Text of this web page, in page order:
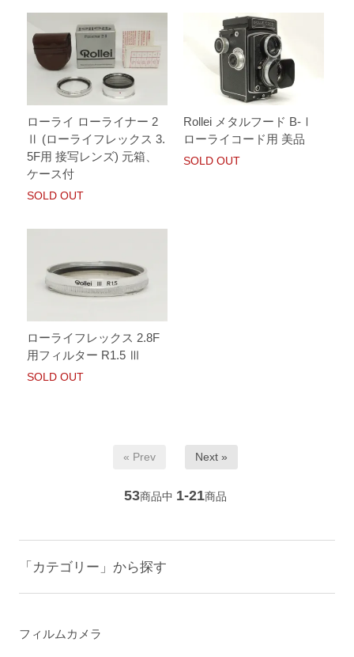
ローライ ローライナー 2
Ⅱ (ローライフレックス 3.
5F用 接写レンズ) 元箱、
ケース付
SOLD OUT
Rollei メタルフード B-Ⅰ
ローライコード用 美品
SOLD OUT
ローライフレックス 2.8F
用フィルター R1.5 Ⅲ
SOLD OUT
« Prev Next »
53商品中 1-21商品
「カテゴリー」から探す
フィルムカメラ